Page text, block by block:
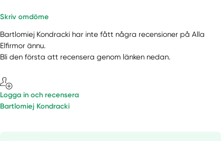
Skriv omdöme
Bartlomiej Kondracki har inte fått några recensioner på Alla
Elfirmor ännu.
Bli den första att recensera genom länken nedan.
Logga in och recensera
Bartlomiej Kondracki